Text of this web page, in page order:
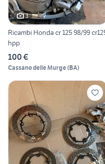
3
Ricambi Honda cr 125 98/99
hpp
100 €
Cassano delle Murge(BA)